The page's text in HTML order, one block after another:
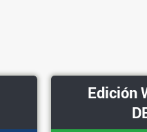
Edición